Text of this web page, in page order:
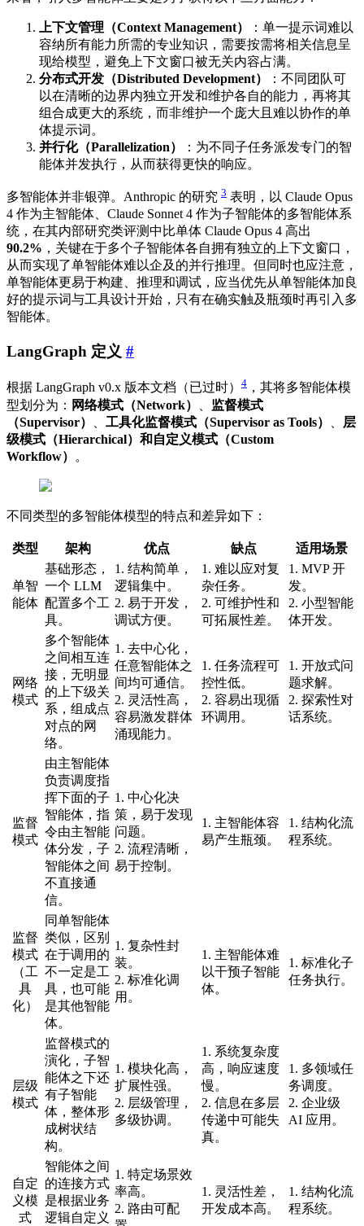
上下文管理（Context Management）
：单一提示词难以
容纳所有能力所需的专业知识，需要按需将相关信息呈
现给模型，避免上下文窗口被无关内容占满。
分布式开发（Distributed Development）
：不同团队可
以在清晰的边界内独立开发和维护各自的能力，再将其
组合成更大的系统，而非维护一个庞大且难以协作的单
体提示词。
并行化（Parallelization）
：为不同子任务派发专门的智
能体并发执行，从而获得更快的响应。
多智能体并非银弹。Anthropic 的研究 3 表明，以 Claude Opus
4 作为主智能体、Claude Sonnet 4 作为子智能体的多智能体系
统，在其内部研究类评测中比单体 Claude Opus 4 高出
90.2% ，关键在于多个子智能体各自拥有独立的上下文窗口，
从而实现了单智能体难以企及的并行推理。但同时也应注意，
单智能体更易于构建、推理和调试，应当优先从单智能体加良
好的提示词与工具设计开始，只有在确实触及瓶颈时再引入多
智能体。
LangGraph 定义 #
根据 LangGraph v0.x 版本文档（已过时） 4 ，其将多智能体模
型划分为： 网络模式（Network）
监督模式
（Supervisor）
工具化监督模式（Supervisor as Tools）
层
级模式（Hierarchical） 和 自定义模式（Custom
Workflow）
。
不同类型的多智能体模型的特点和差异如下：
类型 架构 优点 缺点 适用场景
单智
能体
基础形态，
一个 LLM
配置多个工
具。
1. 结构简单，
逻辑集中。
2. 易于开发，
调试方便。
1. 难以应对复
杂任务。
2. 可维护性和
可拓展性差。
1. MVP 开
发。
2. 小型智能
体开发。
网络
模式
多个智能体
之间相互连
接，无明显
的上下级关
系，组成点
对点的网
络。
1. 去中心化，
任意智能体之
间均可通信。
2. 灵活性高，
容易激发群体
涌现能力。
1. 任务流程可
控性低。
2. 容易出现循
环调用。
1. 开放式问
题求解。
2. 探索性对
话系统。
监督
模式
由主智能体
负责调度指
挥下面的子
智能体，指
令由主智能
体分发，子
智能体之间
不直接通
信。
1. 中心化决
策，易于发现
问题。
2. 流程清晰，
易于控制。
1. 主智能体容
易产生瓶颈。
1. 结构化流
程系统。
监督
模式
（工
具
化）
同单智能体
类似，区别
在于调用的
不一定是工
具，也可能
是其他智能
体。
1. 复杂性封
装。
2. 标准化调
用。
1. 主智能体难
以干预子智能
体。
1. 标准化子
任务执行。
层级
模式
监督模式的
演化，子智
能体之下还
有子智能
体，整体形
成树状结
构。
1. 模块化高，
扩展性强。
2. 层级管理，
多级协调。
1. 系统复杂度
高，响应速度
慢。
2. 信息在多层
传递中可能失
真。
1. 多领域任
务调度。
2. 企业级
AI 应用。
自定
义模
式
智能体之间
的连接方式
是根据业务
逻辑自定义
1. 特定场景效
率高。
2. 路由可配
1. 灵活性差，
开发成本高。
1. 结构化流
程系统。